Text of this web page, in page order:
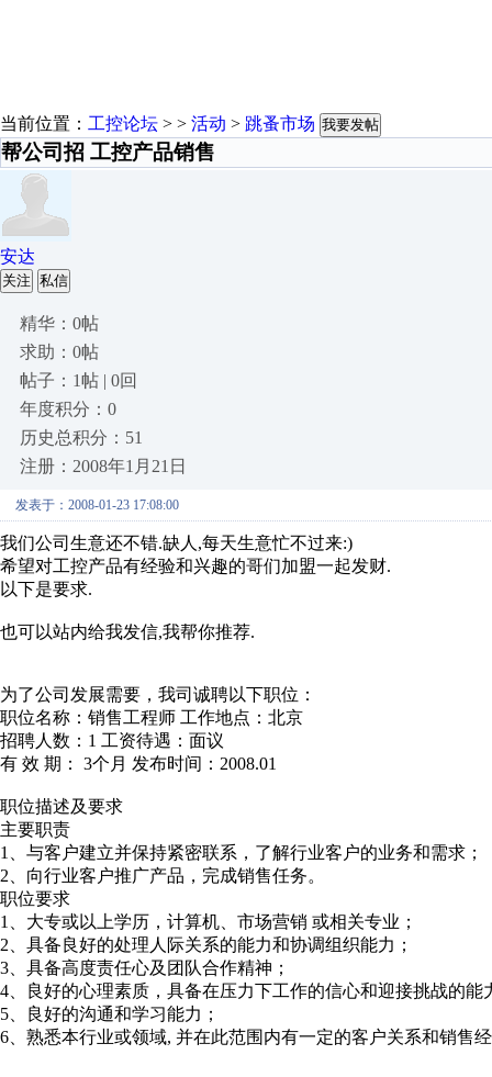
当前位置： 工控论坛 > > 活动 > 跳蚤市场 我要发帖
帮公司招 工控产品销售
安达
关注 私信
精华：0帖
求助：0帖
帖子：1帖 | 0回
年度积分：0
历史总积分：51
注册：2008年1月21日
发表于：2008-01-23 17:08:00
我们公司生意还不错.缺人,每天生意忙不过来:)
希望对工控产品有经验和兴趣的哥们加盟一起发财.
以下是要求.
也可以站内给我发信,我帮你推荐.
为了公司发展需要，我司诚聘以下职位：
职位名称：销售工程师 工作地点：北京
招聘人数：1 工资待遇：面议
有 效 期： 3个月 发布时间：2008.01
职位描述及要求
主要职责
1、与客户建立并保持紧密联系，了解行业客户的业务和需求；
2、向行业客户推广产品，完成销售任务。
职位要求
1、大专或以上学历，计算机、市场营销 或相关专业；
2、具备良好的处理人际关系的能力和协调组织能力；
3、具备高度责任心及团队合作精神；
4、良好的心理素质，具备在压力下工作的信心和迎接挑战的能
5、良好的沟通和学习能力；
6、熟悉本行业或领域, 并在此范围内有一定的客户关系和销售